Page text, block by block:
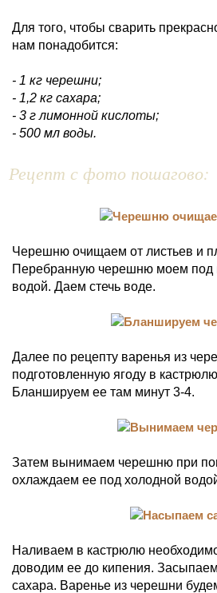
Для того, чтобы сварить
нам понадобится:
- 1 кг черешни;
- 1,2 кг сахара;
- 3 г лимонной кислоты;
- 500 мл воды.
Рецепт с фото пошагово:
Черешню очищаем от листьев и
Перебранную черешню моем под
водой. Даем стечь воде.
Далее по рецепту варенья из
подготовленную ягоду в
Бланшируем ее там минут 3-4.
Затем вынимаем черешню при
охлаждаем ее под холодной
Наливаем в кастрюлю
доводим ее до кипения.
сахара. Варенье из черешни